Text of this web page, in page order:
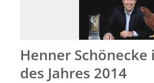
Henner
des Jahres 2014